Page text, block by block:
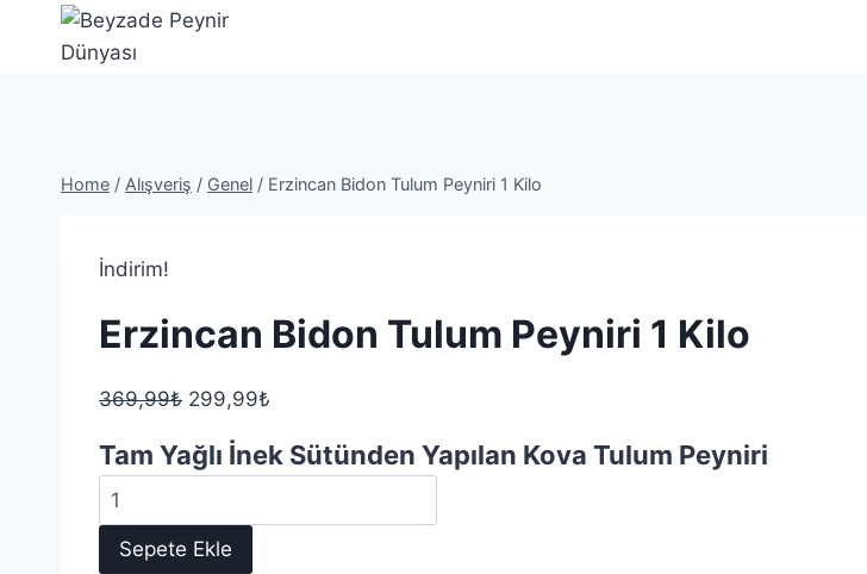
Home / Alışveriş / Genel / Erzincan Bidon Tulum Peyniri 1 Kilo
İndirim!
Erzincan Bidon Tulum Peyniri 1 Kilo
369,99₺ 299,99₺
Tam Yağlı İnek Sütünden Yapılan Kova Tulum Peyniri
Erzincan
Bidon
Tulum
Sepete Ekle